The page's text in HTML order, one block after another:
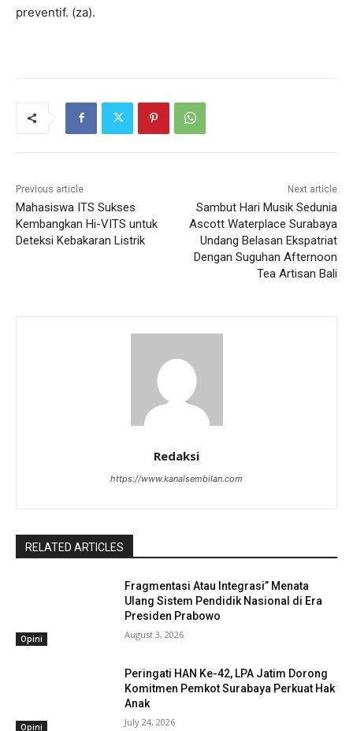
preventif. (za).
Previous article
Mahasiswa ITS Sukses
Kembangkan Hi-VITS untuk
Deteksi Kebakaran Listrik
Next article
Sambut Hari Musik Sedunia
Ascott Waterplace Surabaya
Undang Belasan Ekspatriat
Dengan Suguhan Afternoon
Tea Artisan Bali
Redaksi
https://www.kanalsembilan.com
RELATED ARTICLES
Opini
Fragmentasi Atau Integrasi” Menata
Ulang Sistem Pendidik Nasional di Era
Presiden Prabowo
August 3, 2026
Opini
Peringati HAN Ke-42, LPA Jatim Dorong
Komitmen Pemkot Surabaya Perkuat Hak
Anak
July 24, 2026